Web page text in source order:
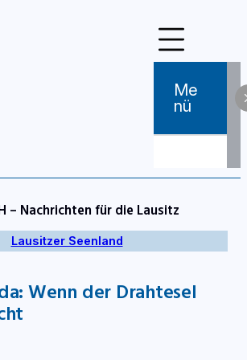
Me
Nü
– Nachrichten für die Lausitz
Lausitzer Seenland
Wenn der Drahtesel